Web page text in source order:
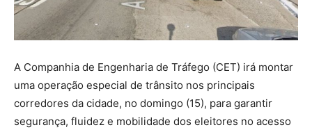
A Companhia de Engenharia de Tráfego (CET) irá montar
uma operação especial de trânsito nos principais
corredores da cidade, no domingo (15), para garantir
segurança, fluidez e mobilidade dos eleitores no acesso